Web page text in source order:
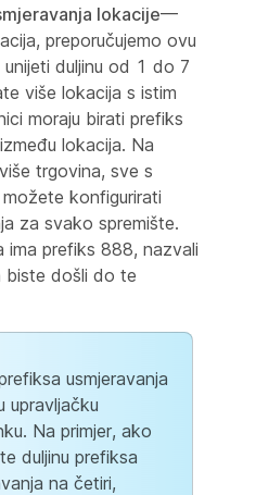
lokacije—
preporučujemo ovu
duljinu od 1 do 7
više lokacija s istim
moraju birati prefiks
lokacija. Na
trgovina, sve s
konfigurirati
za svako spremište.
ima prefiks 888, nazvali
došli do te
usmjeravanja
upravljačku
Na primjer, ako
duljinu prefiksa
na četiri,